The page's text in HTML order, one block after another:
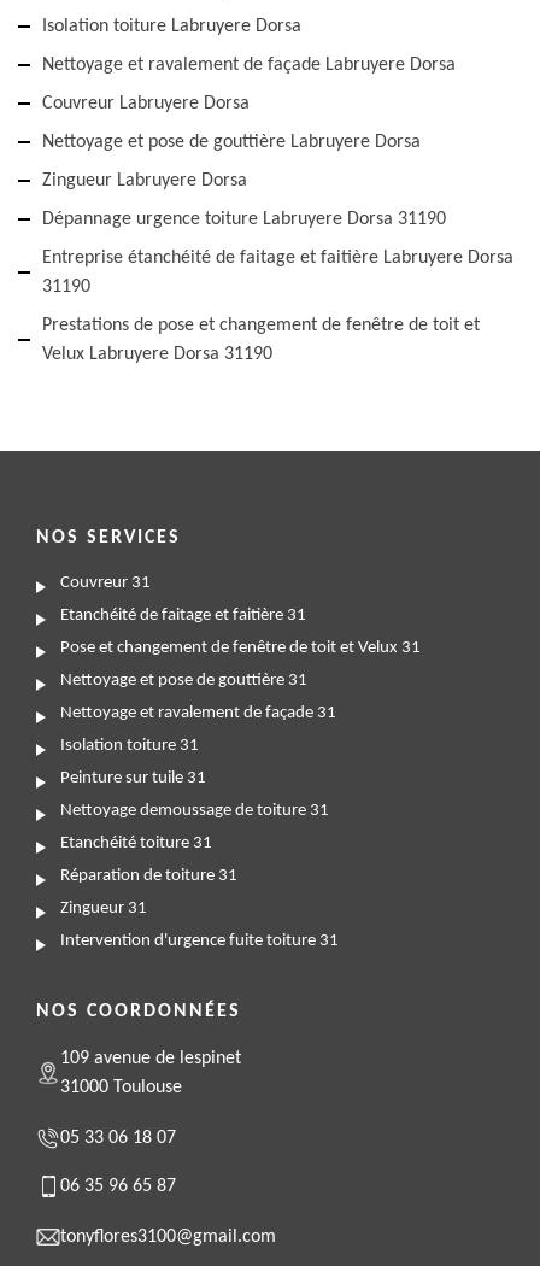
Isolation toiture Labruyere Dorsa
Nettoyage et ravalement de façade Labruyere Dorsa
Couvreur Labruyere Dorsa
Nettoyage et pose de gouttière Labruyere Dorsa
Zingueur Labruyere Dorsa
Dépannage urgence toiture Labruyere Dorsa 31190
Entreprise étanchéité de faitage et faitière Labruyere Dorsa
31190
Prestations de pose et changement de fenêtre de toit et
Velux Labruyere Dorsa 31190
NOS SERVICES
Couvreur 31
Etanchéité de faitage et faitière 31
Pose et changement de fenêtre de toit et Velux 31
Nettoyage et pose de gouttière 31
Nettoyage et ravalement de façade 31
Isolation toiture 31
Peinture sur tuile 31
Nettoyage demoussage de toiture 31
Etanchéité toiture 31
Réparation de toiture 31
Zingueur 31
Intervention d'urgence fuite toiture 31
NOS COORDONNÉES
109 avenue de lespinet
31000 Toulouse
05 33 06 18 07
06 35 96 65 87
tonyflores3100@gmail.com